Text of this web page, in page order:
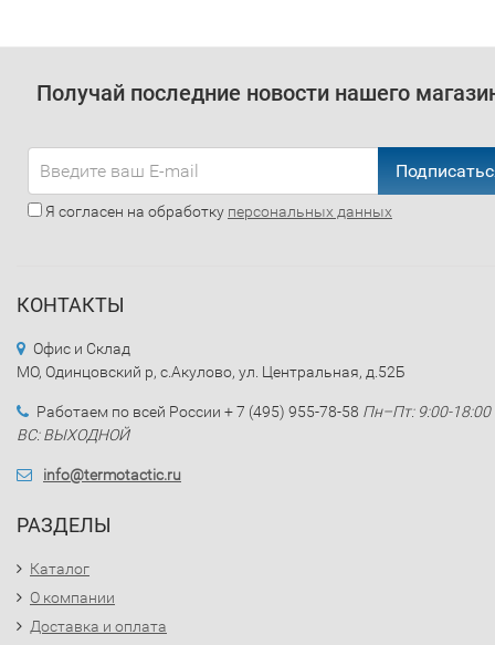
Получай последние новости нашего
Я согласен на обработку персональных данных
КОНТАКТЫ
Офис и Склад
МО, Одинцовский р, с.Акулово, ул. Центральная, д.52Б
Работаем по всей России + 7 (495) 955-78-58 Пн–Пт: 9:00-18:00
ВС: ВЫХОДНОЙ
info@termotactic.ru
РАЗДЕЛЫ
Каталог
О компании
Доставка и оплата